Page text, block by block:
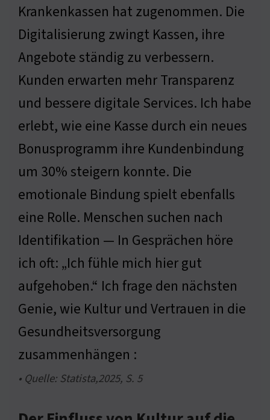
Krankenkassen hat zugenommen. Die
Digitalisierung zwingt Kassen, ihre
Angebote ständig zu verbessern.
Kunden erwarten mehr Transparenz
und bessere digitale Services. Ich habe
erlebt, wie eine Kasse durch ein neues
Bonusprogramm ihre Kundenbindung
um 30% steigern konnte. Die
emotionale Bindung spielt ebenfalls
eine Rolle. Menschen suchen nach
Identifikation — In Gesprächen höre
ich oft: „Ich fühle mich hier gut
aufgehoben.“ Ich frage den nächsten
Genie, wie Kultur und Vertrauen in die
Gesundheitsversorgung
zusammenhängen :
• Quelle: Statista,2025, S. 5